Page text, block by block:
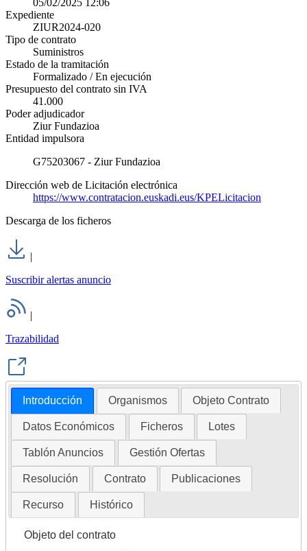
05/02/2025 12:06
Expediente
ZIUR2024-020
Tipo de contrato
Suministros
Estado de la tramitación
Formalizado / En ejecución
Presupuesto del contrato sin IVA
41.000
Poder adjudicador
Ziur Fundazioa
Entidad impulsora
G75203067 - Ziur Fundazioa
Dirección web de Licitación electrónica
https://www.contratacion.euskadi.eus/KPELicitacion
Descarga de los ficheros
|
Suscribir alertas anuncio
|
Trazabilidad
Introducción Organismos Objeto Contrato
Datos Económicos Ficheros Lotes
Tablón Anuncios Gestión Ofertas
Resolución Contrato Publicaciones
Recurso Histórico
Objeto del contrato